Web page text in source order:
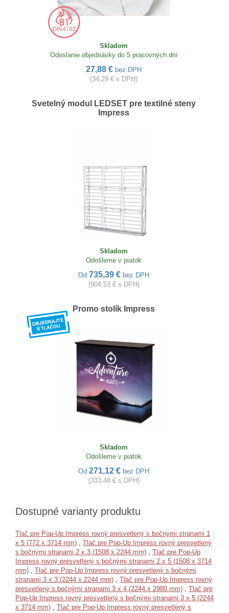
Skladom
Odoslanie objednávky do 5 pracovných dní
27,88 € bez DPH
(34,29 € s DPH)
Svetelný modul LEDSET pre textilné steny
Impress
Skladom
Odošleme v piatok
Od 735,39 € bez DPH
(904,53 € s DPH)
Promo stolík Impress
Skladom
Odošleme v piatok
Od 271,12 € bez DPH
(333,48 € s DPH)
Dostupné varianty produktu
Tlač pre Pop-Up Impress rovný presvetlený s bočnými stranami 1
x 5 (772 x 3714 mm) , Tlač pre Pop-Up Impress rovný presvetlený
s bočnými stranami 2 x 3 (1508 x 2244 mm) , Tlač pre Pop-Up
Impress rovný presvetlený s bočnými stranami 2 x 5 (1508 x 3714
mm) , Tlač pre Pop-Up Impress rovný presvetlený s bočnými
stranami 3 x 3 (2244 x 2244 mm) , Tlač pre Pop-Up Impress rovný
presvetlený s bočnými stranami 3 x 4 (2244 x 2980 mm) , Tlač pre
Pop-Up Impress rovný presvetlený s bočnými stranami 3 x 5 (2244
x 3714 mm) , Tlač pre Pop-Up Impress rovný presvetlený s